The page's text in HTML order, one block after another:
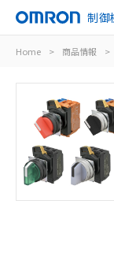
制御
Home > 商品情報 >